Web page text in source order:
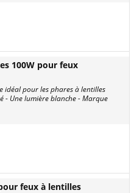
100W pour feux
idéal pour les phares à lentilles
- Une lumière blanche - Marque
feux à lentilles